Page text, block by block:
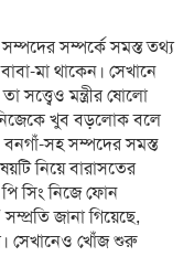
সম্পদের সম্পর্কে সমস্ত তথ্য
মা থাকেন। সেখানে
মন্ত্রীর ষোলো
খুব বড়লোক বলে
সহ সম্পদের সমস্ত
নিয়ে বারাসতের
সিং নিজে ফোন
জানা গিয়েছে,
সেখানেও খোঁজ শুরু